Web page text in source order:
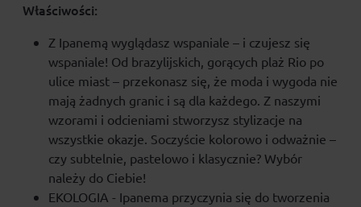
Właściwości:
Z Ipanemą wyglądasz wspaniale – i czujesz się
wspaniale! Od brazylijskich, gorących plaż Rio po
ulice miast – przekonasz się, że moda i wygoda nie
mają żadnych granic i są dla każdego. Z naszymi
wzorami i odcieniami stworzysz stylizacje na
wszystkie okazje. Soczyście kolorowo i odważnie –
czy subtelnie, pastelowo i klasycznie? Wybór
należy do Ciebie!
EKOLOGIA - Ipanema przyczynia się do tworzenia